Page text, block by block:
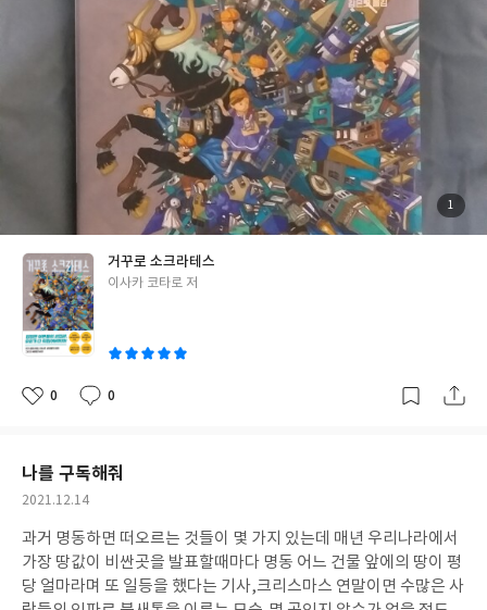
작품을 처음 읽었을때 느꼈던 지나친 가벼움이나 엉뚱함 같은 것들
이 어떤 선입관 선입견을 갖게 만들었는데 단편집 거꾸로 소크라테
스의 첫번째는 바로 이 선입관에 관한 이야기다. 잘못된 선입관으로
아이들을 대하는 선생님의 고정관념을 깨기 위해서 전학생 안자이
를 중심으로 친구들이 꾸미는 여러 계획들이 너무 귀여웠는데 그 나
이대에서 가질수 있는 감수성은 순수함 안에서 진지함이 가득했으
며 아이들을 가르치는 교사의 기본적인 자질은 무엇인지 진부하고
뻔할수도 있는 주제를 이사카만의 유쾌한 방식으로 풀어내며 어른
들이 아이들을 대할때 가장 중요한 것은 무엇인지 생각을 해본다. P.
않다는 걸 알았거든.구루메 선생님은 그 반대고. 거꾸로야." "아하
거꾸로구나." 독특한 제목인 거꾸로 소크라테스의 담긴 의미는 한
번 가진 나쁜 선입관이 얼마나 바꾸기가 힘든지 또 반대로 긍정적인
말의 힘이 아이들의 성장에서 그것이 얼마나 좋은 영향을 줄수 있는
지 애틋하고 따뜻한 결말을 보면서 미소 짓게 만들며 오랫동안 가지
그의 수많은 작품들을 읽어 나갈수록 역시 그 선입관을 부수고 나오
나게 도움을 준 작가임은 틀림없다. 단편집 거꾸로 소크라테스는 선
입관에 관한 이야기 외에도 왕따 문제나 체벌,학교폭력,강압적인
로 풀면서 흥미로운 설정과 고타로만의 장기인 뜬금포 반전과 함께
독립된 단편들들의 연결성을 재치있게 그려내며 고타로 팬들은 충
분히 만족할만한 작가 데뷔 20년 이라는 타이틀에 걸맞는 작품이었
첨
부
사
1
거꾸로 소크라테스
글
이사카 코타로 저
좋
0
댓
0
작
나를 구독해줘
작
일
2021.12.14
과거 명동하면 떠오르는 것들이 몇 가지 있는데 매년 우리나라에서
가장 땅값이 비싼곳을 발표할때마다 명동 어느 건물 앞에의 땅이 평
당 얼마라며 또 일등을 했다는 기사,크리스마스 연말이면 수많은 사